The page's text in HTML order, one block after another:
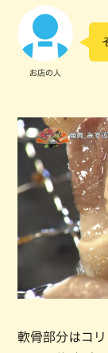
お店の人
軟骨部分はコ